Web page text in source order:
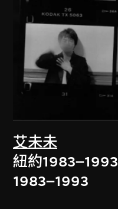
艾未未
紐約1983–1993
1983–1993